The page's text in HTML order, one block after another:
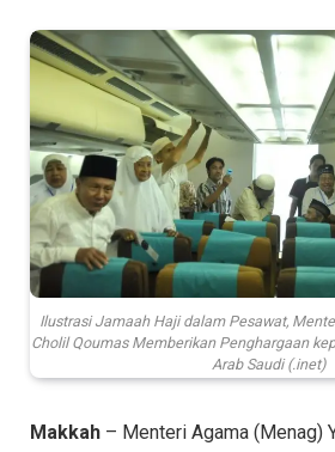
Ilustrasi Jamaah Haji dalam Pesawat,
Cholil Qoumas Memberikan Penghargaan
Arab Saudi (.inet)
Makkah – Menteri Agama (Menag)